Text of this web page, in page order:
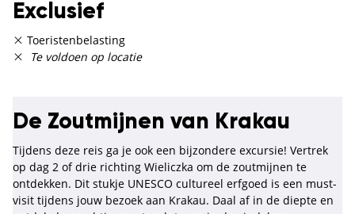
Exclusief
Toeristenbelasting
Te voldoen op locatie
De Zoutmijnen van Krakau
Tijdens deze reis ga je ook een bijzondere excursie! Vertrek
op dag 2 of drie richting Wieliczka om de zoutmijnen te
ontdekken. Dit stukje UNESCO cultureel erfgoed is een must-
visit tijdens jouw bezoek aan Krakau. Daal af in de diepte en